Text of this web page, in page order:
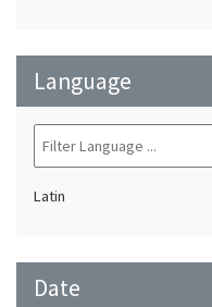
Language
Latin
Date